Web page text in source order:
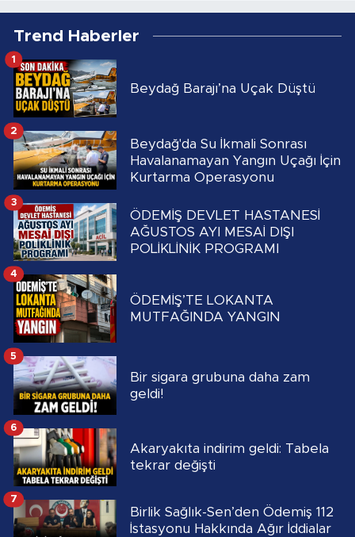
Trend Haberler
Beydağ Barajı’na Uçak Düştü
1
Beydağ'da Su İkmali Sonrası
Havalanamayan Yangın Uçağı İçin
Kurtarma Operasyonu
2
ÖDEMİŞ DEVLET HASTANESİ
AĞUSTOS AYI MESAİ DIŞI
POLİKLİNİK PROGRAMI
3
ÖDEMİŞ’TE LOKANTA
MUTFAĞINDA YANGIN
4
Bir sigara grubuna daha zam
geldi!
5
Akaryakıta indirim geldi: Tabela
tekrar değişti
6
Birlik Sağlık-Sen’den Ödemiş 112
İstasyonu Hakkında Ağır İddialar
7